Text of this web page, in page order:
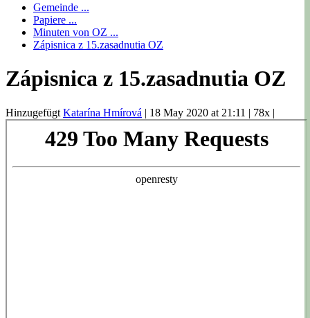
Gemeinde ...
Papiere ...
Minuten von OZ ...
Zápisnica z 15.zasadnutia OZ
Zápisnica z 15.zasadnutia OZ
Hinzugefügt Katarína Hmírová | 18 May 2020 at 21:11 | 78x |